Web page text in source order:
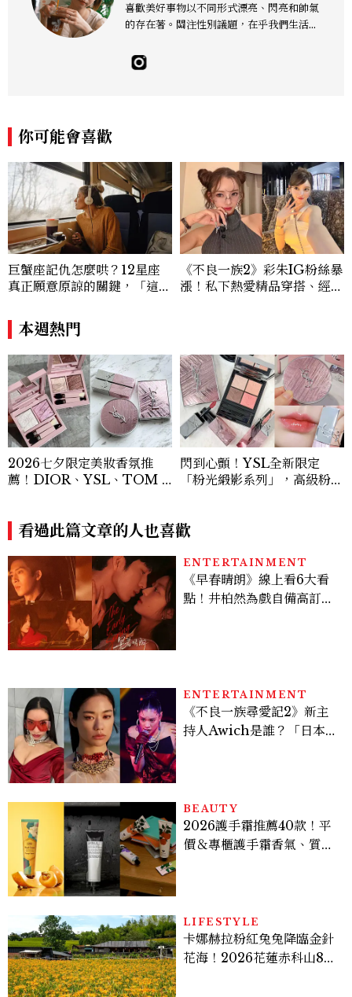
喜歡美好事物以不同形式漂亮、閃亮和帥氣
的存在著。關注性別議題，在乎我們生活的
民！Instagram：hanyunc／Contac
t：elina.chiang.work@gmail.com
你可能會喜歡
巨蟹座記仇怎麼哄？12星座
真正願意原諒的關鍵，「這星
怎麼做
《不良一族2》彩朱IG粉絲暴
漲！私下熱愛精品穿搭、經營
本週熱門
2026七夕限定美妝香氛推
薦！DIOR、YSL、TOM F
閃到心顫！YSL全新限定
「粉光緞影系列」，高級粉緞
間限定七夕愛心禮盒滿額享，
看過此篇文章的人也喜歡
ENTERTAINMENT
《早春晴朗》線上看6大看
點！井柏然為戲自備高訂，
ENTERTAINMENT
《不良一族尋愛記2》新主
持人Awich是誰？「日本嘻
BEAUTY
2026護手霜推薦40款！平
價＆專櫃護手霜香氣、質
LIFESTYLE
卡娜赫拉粉紅兔兔降臨金針
花海！2026花蓮赤科山8月